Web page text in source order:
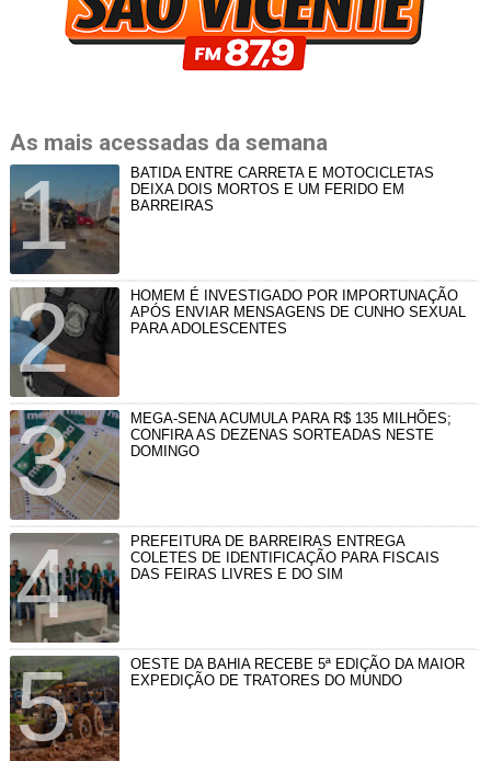
As mais acessadas da semana
BATIDA ENTRE CARRETA E MOTOCICLETAS
DEIXA DOIS MORTOS E UM FERIDO EM
BARREIRAS
HOMEM É INVESTIGADO POR IMPORTUNAÇÃO
APÓS ENVIAR MENSAGENS DE CUNHO SEXUAL
PARA ADOLESCENTES
MEGA-SENA ACUMULA PARA R$ 135 MILHÕES;
CONFIRA AS DEZENAS SORTEADAS NESTE
DOMINGO
PREFEITURA DE BARREIRAS ENTREGA
COLETES DE IDENTIFICAÇÃO PARA FISCAIS
DAS FEIRAS LIVRES E DO SIM
OESTE DA BAHIA RECEBE 5ª EDIÇÃO DA MAIOR
EXPEDIÇÃO DE TRATORES DO MUNDO